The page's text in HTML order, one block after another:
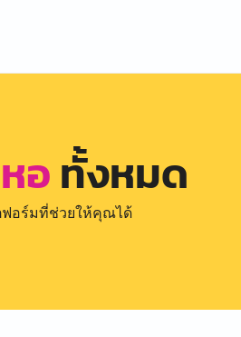
อทั้งหมด
อร์มที่ช่วยให้คุณได้